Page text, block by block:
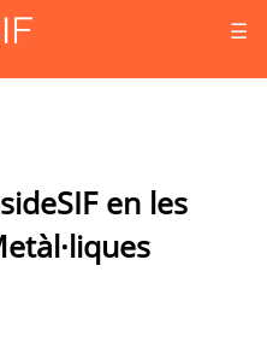
☰
en les